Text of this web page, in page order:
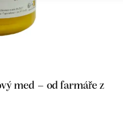
med – od farmáře z